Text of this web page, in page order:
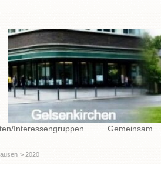
Interessengruppen Gemeinsam
2020